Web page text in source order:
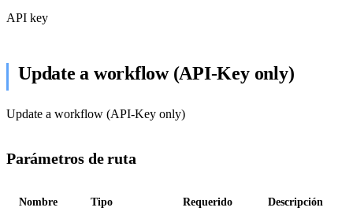
API key
Update a workflow (API-Key only)
Update a workflow (API-Key only)
Parámetros de ruta
Nombre Tipo Requerido Descripción